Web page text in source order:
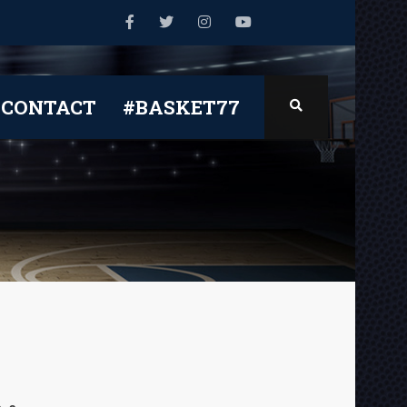
CONTACT #BASKET77